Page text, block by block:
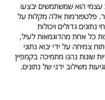
עצמי הוא שמשתמשים יבצעו
פלטפורמות אלה מקלות על
נתונים גדולים ויכולות
כל אחת מהדוגמאות לעיל,
צמיחה על ידי יבוא נתוני
שונות נהנו מתמיכה בקמפיין
משילוב ידני של נתונים.